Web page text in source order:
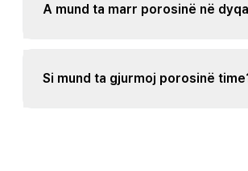
A mund ta marr porosinë në
Si mund ta gjurmoj porosinë